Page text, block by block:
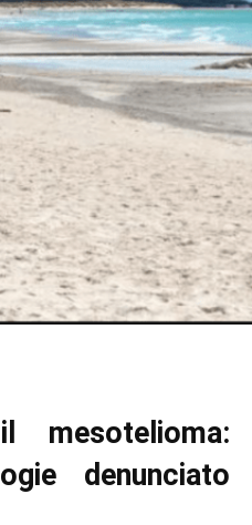
mesotelioma:
denunciato